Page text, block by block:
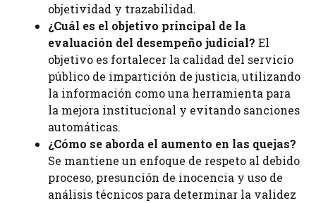
objetividad y trazabilidad.
¿Cuál es el objetivo principal de la
evaluación del desempeño judicial? El
objetivo es fortalecer la calidad del servicio
público de impartición de justicia, utilizando
la información como una herramienta para
la mejora institucional y evitando sanciones
automáticas.
¿Cómo se aborda el aumento en las quejas?
Se mantiene un enfoque de respeto al debido
proceso, presunción de inocencia y uso de
análisis técnicos para determinar la validez